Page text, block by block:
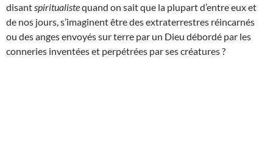
disant spiritualistequand on sait que la plupart d’entre eux et
de nos jours, s’imaginent être des extraterrestres réincarnés
ou des anges envoyés sur terre par un Dieu débordé par les
conneries inventées et perpétrées par ses créatures ?